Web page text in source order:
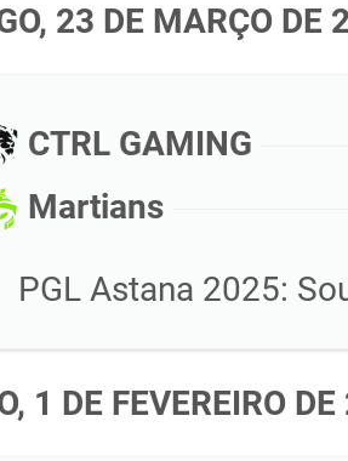
23 DE MARÇO DE
CTRL GAMING
Martians
PGL Astana 2025:
1 DE FEVEREIRO